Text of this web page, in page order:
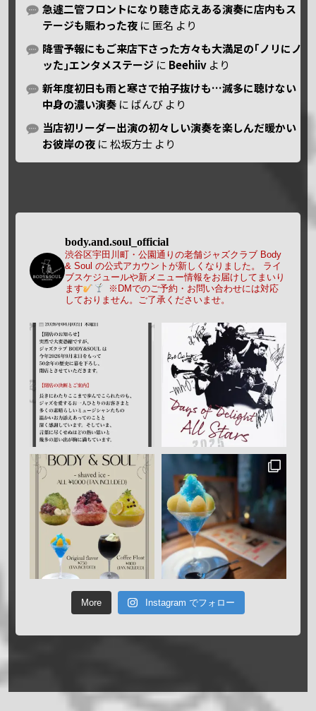
急遽二管フロントになり聴き応えある演奏に店内もス
テージも賑わった夜 に 匿名 より
降雪予報にもご来店下さった方々も大満足の｢ノリにノ
ッた｣エンタメステージ に Beehiiv より
新年度初日も雨と寒さで拍子抜けも…滅多に聴けない
中身の濃い演奏 に ばんび より
当店初リーダー出演の初々しい演奏を楽しんだ暖かい
お彼岸の夜 に松坂方士 より
body.and.soul_official
渋谷区宇田川町・公園通りの老舗ジャズクラブ Body
& Soul の公式アカウントが新しくなりました。
ライ
ブスケジュールや新メニュー情報をお届けしてまいり
ます
※DMでのご予約・お問い合わせには対応
しておりません。ご了承くださいませ。
More Instagram でフォロー